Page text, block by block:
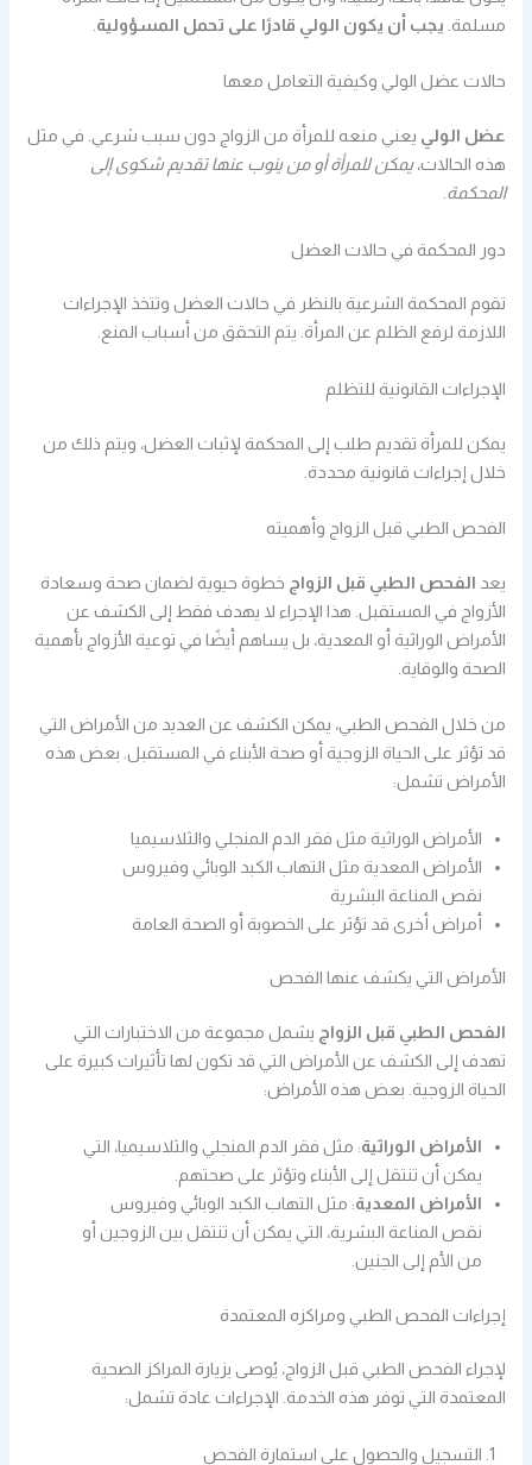
مسلمة. يجب أن يكون الولي قادرًا على تحمل المسؤولية
حالات عضل الولي وكيفية التعامل معها
عضل الولي يعني منعه للمرأة من الزواج دون سبب شرعي. في مثل
هذه الحالات،يمكن للمرأة أو من ينوب عنها تقديم شكوى إلى
المحكمة.
دور المحكمة في حالات العضل
تقوم المحكمة الشرعية بالنظر في حالات العضل وتتخذ الإجراءات
اللازمة لرفع الظلم عن المرأة. يتم التحقق من أسباب المنع.
الإجراءات القانونية للتظلم
يمكن للمرأة تقديم طلب إلى المحكمة لإثبات العضل، ويتم ذلك من
خلال إجراءات قانونية محددة.
الفحص الطبي قبل الزواج وأهميته
يعد الفحص الطبي قبل الزواج خطوة حيوية لضمان صحة وسعادة
الأزواج في المستقبل. هذا الإجراء لا يهدف فقط إلى الكشف عن
الأمراض الوراثية أو المعدية، بل يساهم أيضًا في توعية الأزواج بأهمية
الصحة والوقاية.
من خلال الفحص الطبي، يمكن الكشف عن العديد من الأمراض التي
قد تؤثر على الحياة الزوجية أو صحة الأبناء في المستقبل. بعض هذه
الأمراض تشمل:
الأمراض الوراثية مثل فقر الدم المنجلي والثلاسيميا
الأمراض المعدية مثل التهاب الكبد الوبائي وفيروس
نقص المناعة البشرية
أمراض أخرى قد تؤثر على الخصوبة أو الصحة العامة
الأمراض التي يكشف عنها الفحص
الفحص الطبي قبل الزواج يشمل مجموعة من الاختبارات التي
تهدف إلى الكشف عن الأمراض التي قد تكون لها تأثيرات كبيرة على
الحياة الزوجية. بعض هذه الأمراض:
الأمراض الوراثية: مثل فقر الدم المنجلي والثلاسيميا، التي
يمكن أن تنتقل إلى الأبناء وتؤثر على صحتهم.
الأمراض المعدية: مثل التهاب الكبد الوبائي وفيروس
نقص المناعة البشرية، التي يمكن أن تنتقل بين الزوجين أو
من الأم إلى الجنين.
إجراءات الفحص الطبي ومراكزه المعتمدة
لإجراء الفحص الطبي قبل الزواج، يُوصى بزيارة المراكز الصحية
المعتمدة التي توفر هذه الخدمة. الإجراءات عادة تشمل:
التسجيل والحصول على استمارة الفحص